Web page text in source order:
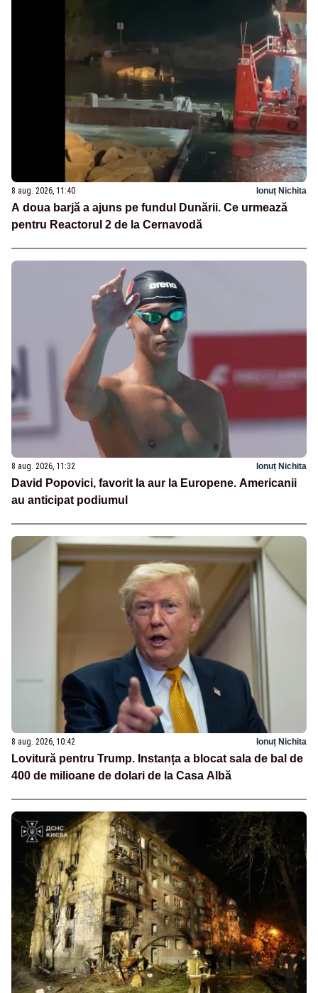
8 aug. 2026, 11:40 Ionuț Nichita
A doua barjă a ajuns pe fundul Dunării. Ce urmează
pentru Reactorul 2 de la Cernavodă
8 aug. 2026, 11:32 Ionuț Nichita
David Popovici, favorit la aur la Europene. Americanii
au anticipat podiumul
8 aug. 2026, 10:42 Ionuț Nichita
Lovitură pentru Trump. Instanța a blocat sala de bal de
400 de milioane de dolari de la Casa Albă